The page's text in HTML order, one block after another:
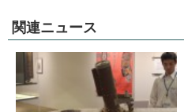
関連ニュース